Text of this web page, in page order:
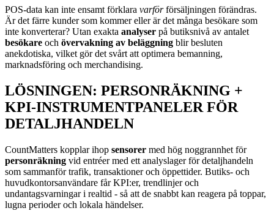
POS-data kan inte ensamt förklara varförförsäljningen förändras.
Är det färre kunder som kommer eller är det många besökare som
inte konverterar? Utan exakta analyser på butiksnivå av antalet
besökare och övervakning av beläggning blir besluten
anekdotiska, vilket gör det svårt att optimera bemanning,
marknadsföring och merchandising.
LÖSNINGEN: PERSONRÄKNING +
KPI-INSTRUMENTPANELER FÖR
DETALJHANDELN
CountMatters kopplar ihop sensorer med hög noggrannhet för
personräkning vid entréer med ett analyslager för detaljhandeln
som sammanför trafik, transaktioner och öppettider. Butiks- och
huvudkontorsanvändare får KPI:er, trendlinjer och
undantagsvarningar i realtid - så att de snabbt kan reagera på toppar,
lugna perioder och lokala händelser.